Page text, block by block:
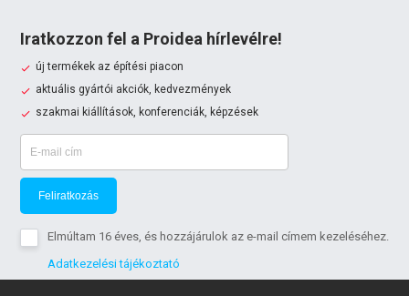
Iratkozzon fel a Proidea hírlevélre!
új termékek az építési piacon
aktuális gyártói akciók, kedvezmények
szakmai kiállítások, konferenciák, képzések
Feliratkozás
Elmúltam 16 éves, és hozzájárulok az e-mail címem kezeléséhez.
Adatkezelési tájékoztató